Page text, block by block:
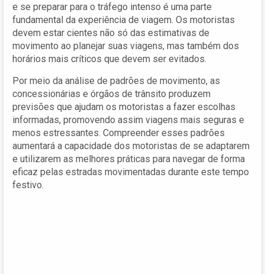
e se preparar para o tráfego intenso é uma parte
fundamental da experiência de viagem. Os motoristas
devem estar cientes não só das estimativas de
movimento ao planejar suas viagens, mas também dos
horários mais críticos que devem ser evitados.
Por meio da análise de padrões de movimento, as
concessionárias e órgãos de trânsito produzem
previsões que ajudam os motoristas a fazer escolhas
informadas, promovendo assim viagens mais seguras e
menos estressantes. Compreender esses padrões
aumentará a capacidade dos motoristas de se adaptarem
e utilizarem as melhores práticas para navegar de forma
eficaz pelas estradas movimentadas durante este tempo
festivo.